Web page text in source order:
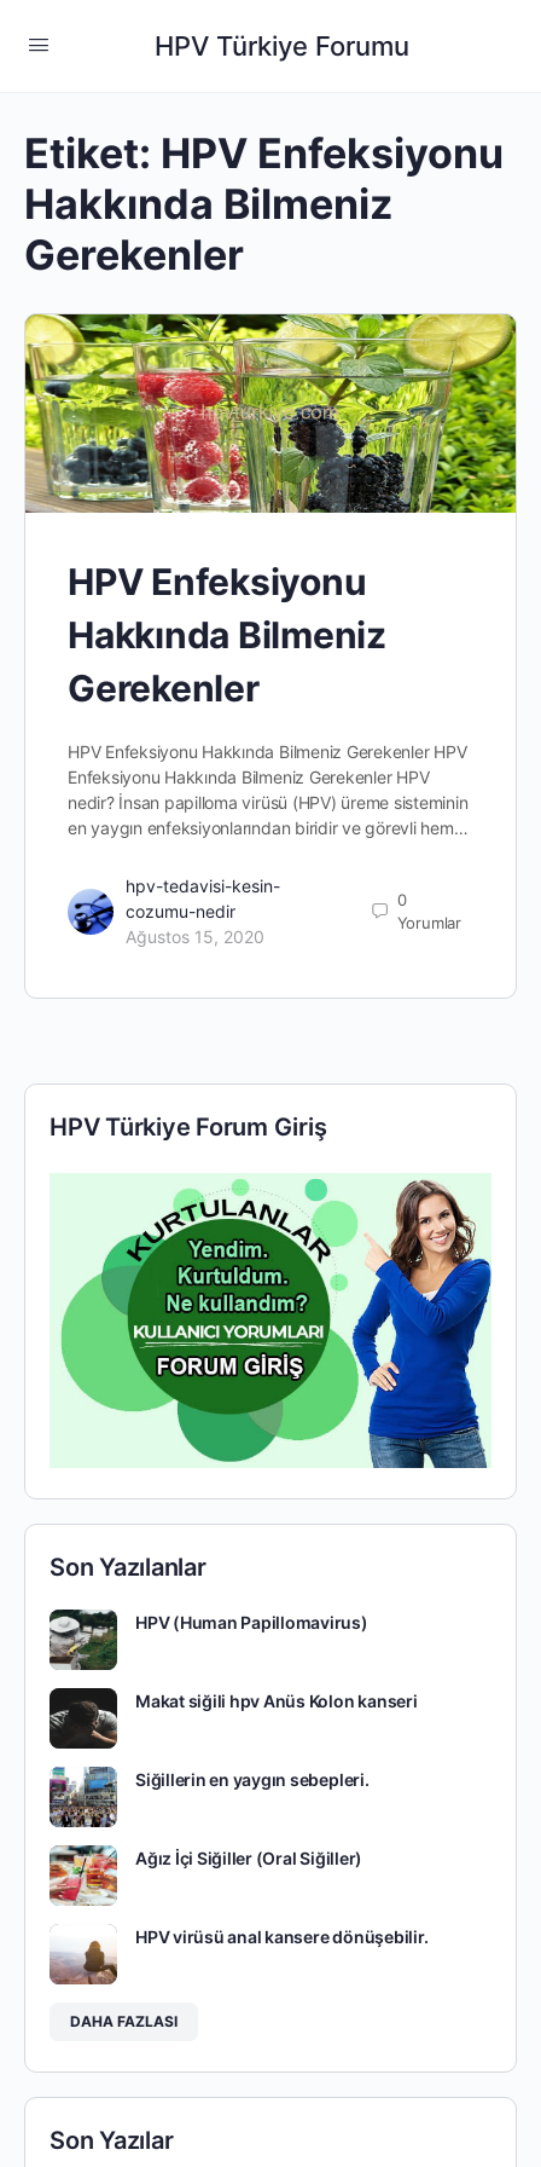
HPV Türkiye Forumu
Etiket: HPV Enfeksiyonu
Hakkında Bilmeniz
Gerekenler
HPV Enfeksiyonu
Hakkında Bilmeniz
Gerekenler
HPV Enfeksiyonu Hakkında Bilmeniz Gerekenler HPV
Enfeksiyonu Hakkında Bilmeniz Gerekenler HPV
nedir? İnsan papilloma virüsü (HPV) üreme sisteminin
en yaygın enfeksiyonlarından biridir ve görevli hem…
hpv-tedavisi-kesin-
cozumu-nedir
Ağustos 15, 2020
0
Yorumlar
HPV Türkiye Forum Giriş
Son Yazılanlar
HPV (Human Papillomavirus)
Makat siğili hpv Anüs Kolon kanseri
Siğillerin en yaygın sebepleri.
Ağız İçi Siğiller (Oral Siğiller)
HPV virüsü anal kansere dönüşebilir.
DAHA FAZLASI
Son Yazılar